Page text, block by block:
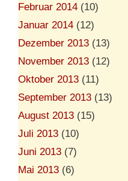
Februar 2014 (10)
Januar 2014 (12)
Dezember 2013 (13)
November 2013 (12)
Oktober 2013 (11)
September 2013 (13)
August 2013 (15)
Juli 2013 (10)
Juni 2013 (7)
Mai 2013 (6)